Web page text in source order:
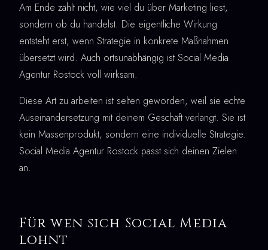
Am Ende zählt nicht, wie viel du über Marketing liest,
sondern ob du handelst. Die eigentliche Wirkung
entsteht erst, wenn Strategie in konkrete Maßnahmen
übersetzt wird. Auch ortsunabhängig ist Social Media
Agentur Rostock voll wirksam.
Diese Art zu arbeiten ist selten geworden, weil sie echte
Auseinandersetzung mit deinem Geschäft verlangt. Sie ist
kein Massenprodukt, sondern eine individuelle Strategie.
Social Media Agentur Rostock passt sich deinen Zielen
an.
Für wen sich Social Media
lohnt